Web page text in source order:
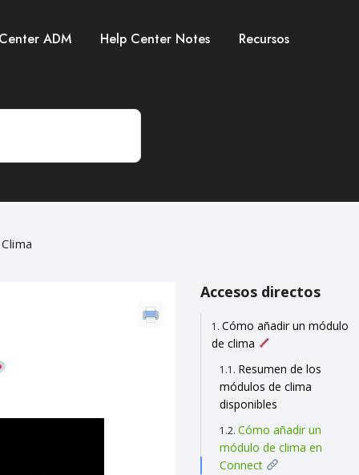
ADM Help Center Notes Recursos
Accesos directos
Cómo añadir un módulo
de clima
Resumen de los
módulos de clima
disponibles
Cómo añadir un
módulo de clima en
Connect